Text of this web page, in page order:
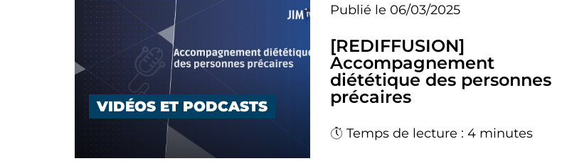
VIDÉOS ET PODCASTS
Publié le 06/03/2025
[REDIFFUSION]
Accompagnement
diététique des personnes
précaires
Temps de lecture : 4 minutes